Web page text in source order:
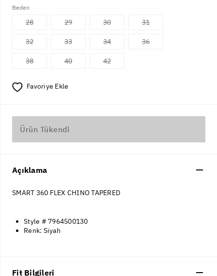
Beden
28 29 30 31
32 33 34 36
38 40 42
Favoriye Ekle
Ürün Tükendi
Açıklama
SMART 360 FLEX CHINO TAPERED
Style # 7964500130
Renk: Siyah
Fit Bilgileri